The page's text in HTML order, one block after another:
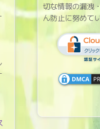
切な情報の漏洩
ん防止に努めて